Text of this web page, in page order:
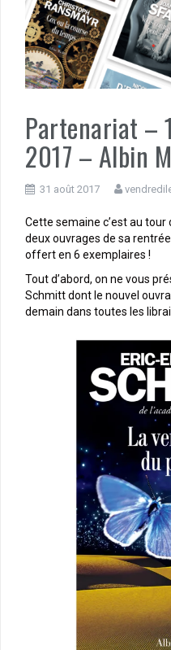
Partenariat –
2017 – Albin
31 août 2017
Cette semaine c’est au tour
deux ouvrages de sa
offert en 6 exemplaires !
Tout d’abord, on ne vous
Schmitt dont le nouvel
demain dans toutes les